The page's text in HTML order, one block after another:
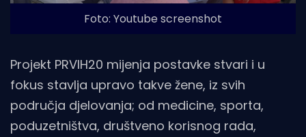
Foto: Youtube screenshot
Projekt PRVIH20 mijenja postavke stvari i u
fokus stavlja upravo takve žene, iz svih
područja djelovanja; od medicine, sporta,
poduzetništva, društveno korisnog rada,